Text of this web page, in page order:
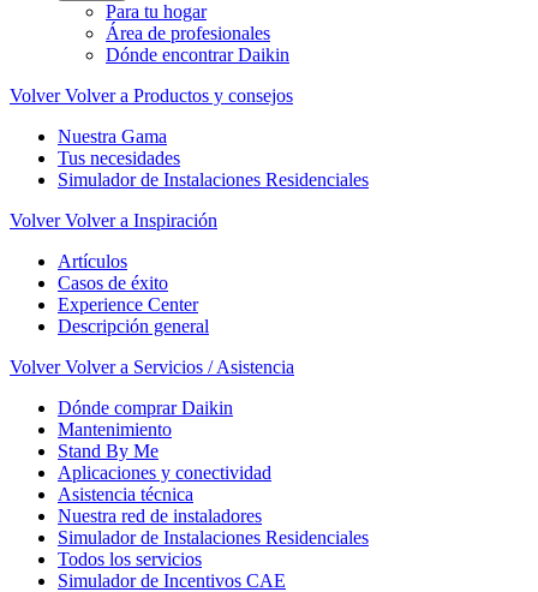
Para tu hogar
Área de profesionales
Dónde encontrar Daikin
Volver Volver a Productos y consejos
Nuestra Gama
Tus necesidades
Simulador de Instalaciones Residenciales
Volver Volver a Inspiración
Artículos
Casos de éxito
Experience Center
Descripción general
Volver Volver a Servicios / Asistencia
Dónde comprar Daikin
Mantenimiento
Stand By Me
Aplicaciones y conectividad
Asistencia técnica
Nuestra red de instaladores
Simulador de Instalaciones Residenciales
Todos los servicios
Simulador de Incentivos CAE